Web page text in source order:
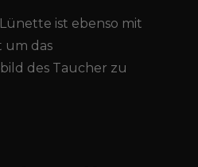
ist ebenso mit
um das
des Taucher zu